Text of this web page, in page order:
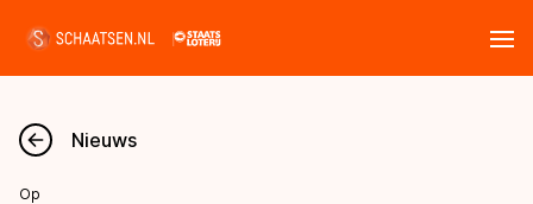
Nieuws
Nieuws
Op